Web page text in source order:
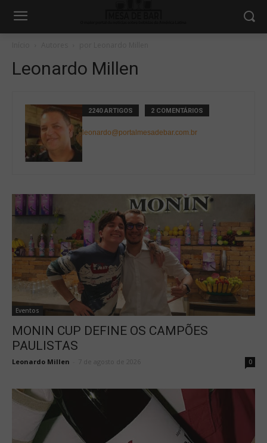
Leonardo Millen
2240 ARTIGOS 2 COMENTÁRIOS
leonardo@portalmesadebar.com.br
Eventos
MONIN CUP DEFINE OS CAMPÕES
PAULISTAS
Leonardo Millen 7 de agosto de 2026 0